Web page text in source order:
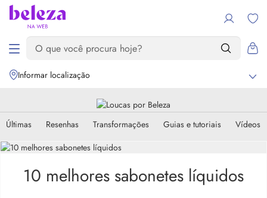
Informar localização
Últimas Resenhas Transformações Guias e tutoriais Vídeos
10 melhores sabonetes líquidos